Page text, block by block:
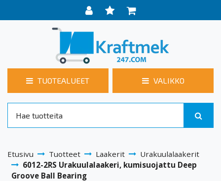
TUOTEALUEET VALIKKO
Etusivu Tuotteet Laakerit
Urakuulalaakerit
6012-2RS Urakuulalaakeri, kumisuojattu Deep
Groove Ball Bearing